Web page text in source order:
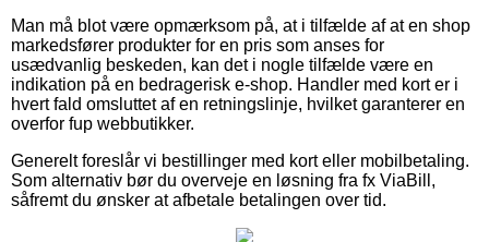
Man må blot være opmærksom på, at i tilfælde af at en shop
markedsfører produkter for en pris som anses for
usædvanlig beskeden, kan det i nogle tilfælde være en
indikation på en bedragerisk e-shop. Handler med kort er i
hvert fald omsluttet af en retningslinje, hvilket garanterer en
overfor fup webbutikker.
Generelt foreslår vi bestillinger med kort eller mobilbetaling.
Som alternativ bør du overveje en løsning fra fx ViaBill,
såfremt du ønsker at afbetale betalingen over tid.